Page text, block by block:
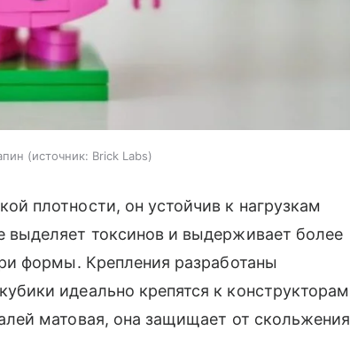
источник: Brick Labs
плотности, он устойчив к нагрузкам
токсинов и выдерживает более
формы. Крепления разработаны
идеально крепятся к конструкторам
матовая, она защищает от скольжения